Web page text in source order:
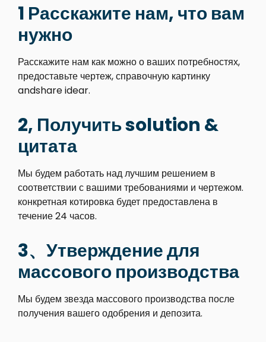
1 Расскажите нам, что вам
нужно
Расскажите нам как можно о ваших потребностях,
предоставьте чертеж, справочную картинку
andshare idear.
2, Получить solution &
цитата
Мы будем работать над лучшим решением в
соответствии с вашими требованиями и чертежом.
конкретная котировка будет предоставлена в
течение 24 часов.
3、Утверждение для
массового производства
Мы будем звезда массового производства после
получения вашего одобрения и депозита.